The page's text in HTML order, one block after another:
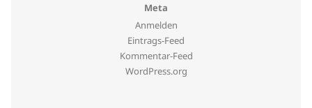
Meta
Anmelden
Eintrags-Feed
Kommentar-Feed
WordPress.org